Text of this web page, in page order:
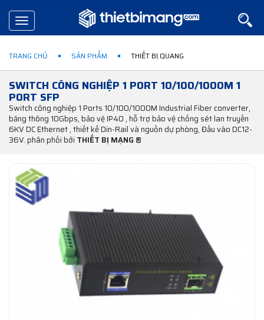
Toggle
navigation
TRANG CHỦ SẢN PHẨM THIẾT BỊ QUANG
SWITCH CÔNG NGHIỆP 1 PORT 10/100/1000M 1
PORT SFP
Switch công nghiệp 1 Ports 10/100/1000M Industrial Fiber converter,
băng thông 10Gbps, bảo vệ IP40 , hỗ trợ bảo vệ chống sét lan truyền
6KV DC Ethernet , thiết kế Din-Rail và nguồn dự phòng, Đầu vào DC12-
36V. phân phối bởi THIẾT BỊ MẠNG ®